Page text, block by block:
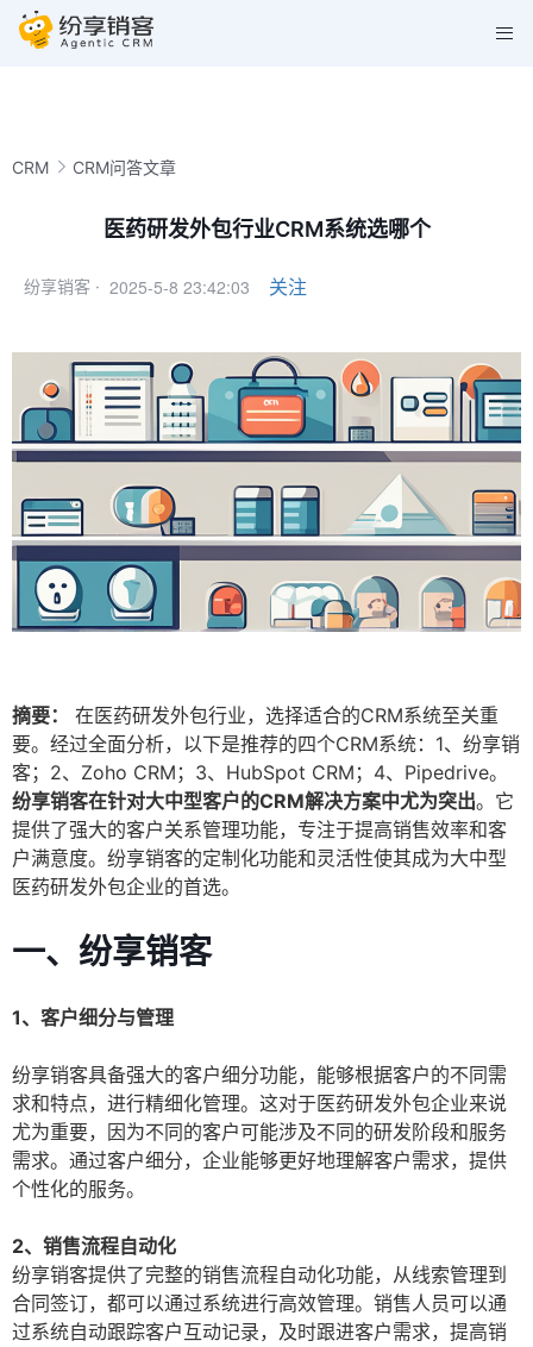
CRM CRM问答文章
医药研发外包行业CRM系统选哪个
纷享销客 · 2025-5-8 23:42:03 关注
摘要：
在医药研发外包行业，选择适合的CRM系统至关重
要。经过全面分析，以下是推荐的四个CRM系统：1、纷享销
客；2、Zoho CRM；3、HubSpot CRM；4、Pipedrive。
纷享销客在针对大中型客户的CRM解决方案中尤为突出。它
提供了强大的客户关系管理功能，专注于提高销售效率和客
户满意度。纷享销客的定制化功能和灵活性使其成为大中型
医药研发外包企业的首选。
一、纷享销客
1、客户细分与管理
纷享销客具备强大的客户细分功能，能够根据客户的不同需
求和特点，进行精细化管理。这对于医药研发外包企业来说
尤为重要，因为不同的客户可能涉及不同的研发阶段和服务
需求。通过客户细分，企业能够更好地理解客户需求，提供
个性化的服务。
2、销售流程自动化
纷享销客提供了完整的销售流程自动化功能，从线索管理到
合同签订，都可以通过系统进行高效管理。销售人员可以通
过系统自动跟踪客户互动记录，及时跟进客户需求，提高销